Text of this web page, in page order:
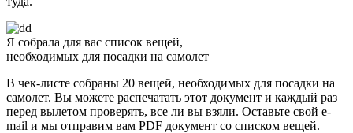
Я собрала для вас список вещей,
необходимых для посадки на самолет
В чек-листе собраны 20 вещей, необходимых для посадки на
самолет. Вы можете распечатать этот документ и каждый раз
перед вылетом проверять, все ли вы взяли. Оставьте свой e-
mail и мы отправим вам PDF документ со списком вещей.